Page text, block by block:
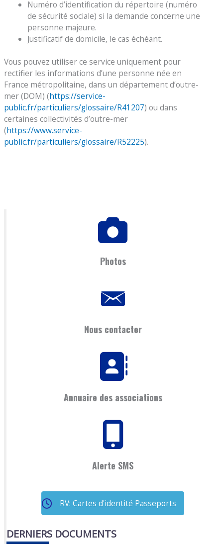
Numéro d’identification du répertoire (numéro
de sécurité sociale) si la demande concerne une
personne majeure.
Justificatif de domicile, le cas échéant.
Vous pouvez utiliser ce service uniquement pour
rectifier les informations d’une personne née en
France métropolitaine, dans un département d’outre-
mer (DOM) (https://service-
public.fr/particuliers/glossaire/R41207) ou dans
certaines collectivités d’outre-mer
(https://www.service-
public.fr/particuliers/glossaire/R52225).
Photos
Nous contacter
Annuaire des associations
Alerte SMS
RV: Cartes d'identité Passeports
DERNIERS DOCUMENTS